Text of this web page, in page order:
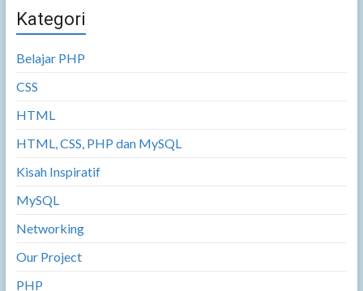
Kategori
Belajar PHP
CSS
HTML
HTML, CSS, PHP dan MySQL
Kisah Inspiratif
MySQL
Networking
Our Project
PHP